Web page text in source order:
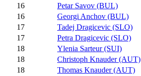
16
Petar Savov (BUL)
16
Georgi Anchov (BUL)
17
Tadej Dragicevic (SLO)
17
Petra Dragicevic (SLO)
18
Ylenia Sarteur (SUI)
18
Christoph Knauder (AUT)
18
Thomas Knauder (AUT)